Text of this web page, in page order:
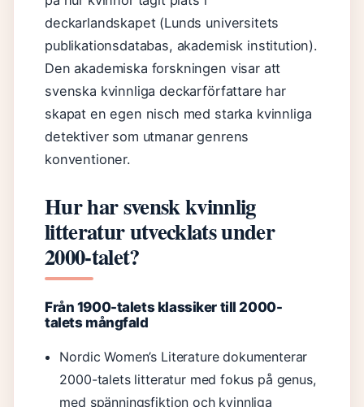
deckarlandskapet (Lunds universitets
publikationsdatabas, akademisk institution).
Den akademiska forskningen visar att
svenska kvinnliga deckarförfattare har
skapat en egen nisch med starka kvinnliga
detektiver som utmanar genrens
konventioner.
Hur har svensk kvinnlig
litteratur utvecklats under
2000-talet?
Från 1900-talets klassiker till 2000-
talets mångfald
Nordic Women’s Literature dokumenterar
2000-talets litteratur med fokus på genus,
med spänningsfiktion och kvinnliga